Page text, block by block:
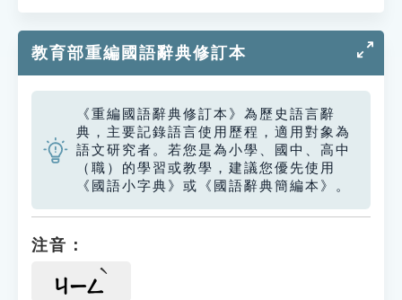
教育部重編國語辭典修訂本
《重編國語辭典修訂本》為歷史語言辭
典，主要記錄語言使用歷程，適用對象為
語文研究者。若您是為小學、國中、高中
（職）的學習或教學，建議您優先使用
《國語小字典》或《國語辭典簡編本》。
注音：
ㄐㄧㄥ